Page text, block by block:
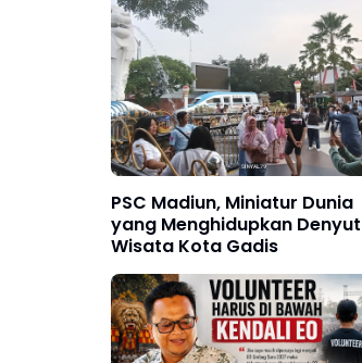
PSC Madiun, Miniatur Dunia
yang Menghidupkan Denyut
Wisata Kota Gadis